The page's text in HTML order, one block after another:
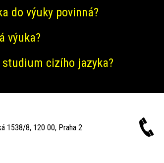
do výuky povinná?
výuka?
studium cizího jazyka?
1538/8, 120 00, Praha 2